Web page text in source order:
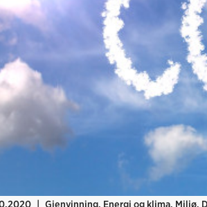
| Gjenvinning, Energi og klima, Miljø,